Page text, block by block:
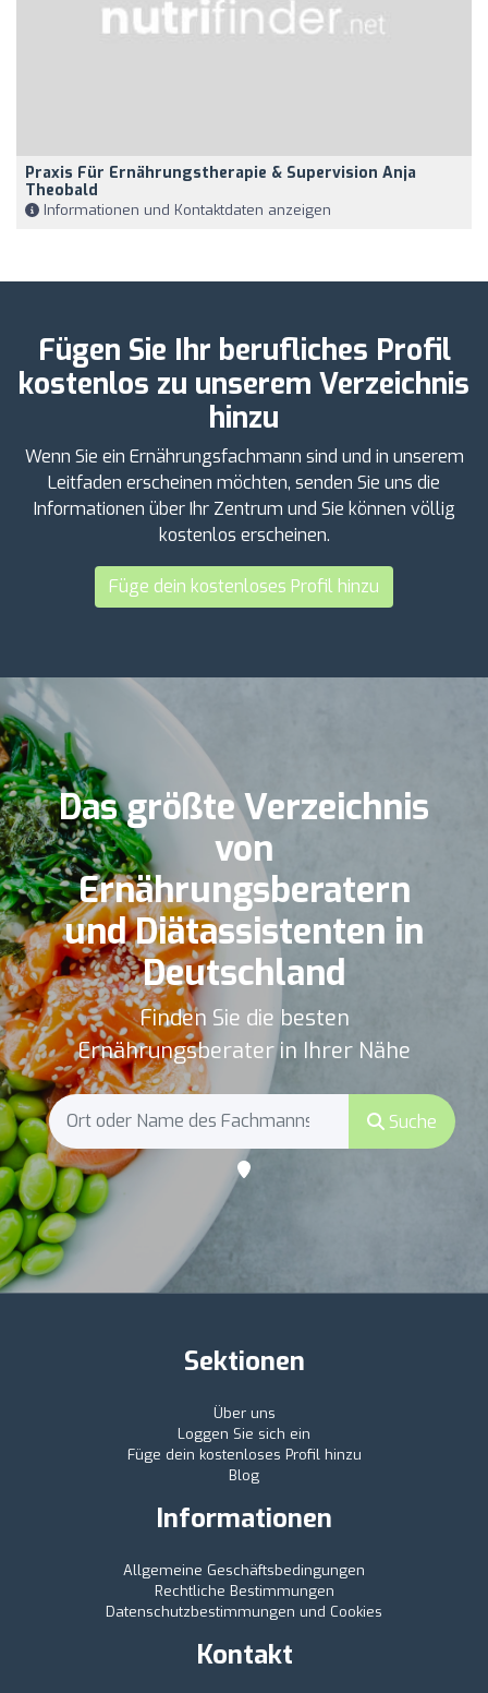
Praxis Für Ernährungstherapie & Supervision Anja
Theobald
Informationen und Kontaktdaten anzeigen
Fügen Sie Ihr berufliches Profil
kostenlos zu unserem Verzeichnis
hinzu
Wenn Sie ein Ernährungsfachmann sind und in unserem
Leitfaden erscheinen möchten, senden Sie uns die
Informationen über Ihr Zentrum und Sie können völlig
kostenlos erscheinen.
Füge dein kostenloses Profil hinzu
Das größte Verzeichnis
von
Ernährungsberatern
und Diätassistenten in
Deutschland
Finden Sie die besten
Ernährungsberater in Ihrer Nähe
Suche
Sektionen
Über uns
Loggen Sie sich ein
Füge dein kostenloses Profil hinzu
Blog
Informationen
Allgemeine Geschäftsbedingungen
Rechtliche Bestimmungen
Datenschutzbestimmungen und Cookies
Kontakt